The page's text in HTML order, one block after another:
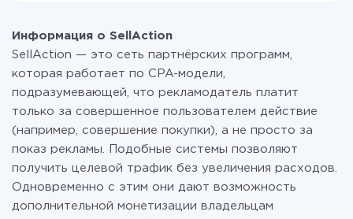
перейти на платный, при необходимости. Подробнее
отарифах
Информация о SellAction
SellAction — это сеть партнёрских программ,
которая работает по CPA-модели,
подразумевающей, что рекламодатель платит
только за совершенное пользователем действие
(например, совершение покупки), а не просто за
показ рекламы. Подобные системы позволяют
получить целевой трафик без увеличения расходов.
Одновременно с этим они дают возможность
дополнительной монетизации владельцам